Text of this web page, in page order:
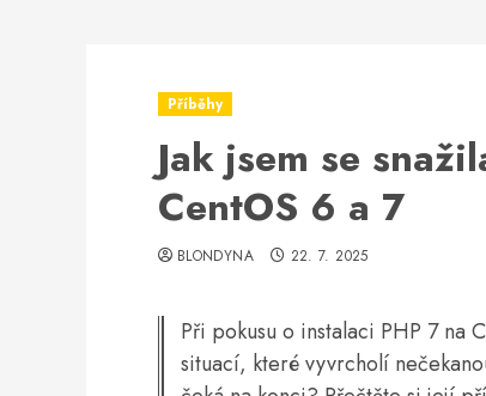
Příběhy
Jak jsem se
CentOS 6 a 7
BLONDYNA 22. 7. 2025
Při pokusu o instalaci PHP 7 na
situací, které vyvrcholí